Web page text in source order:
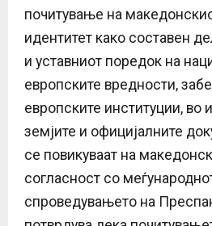
почитување на
идентитет како составен
и уставниот поредок на
европските вредности,
европските институции, во
земјите и официјалните
се повикуваат на
согласност со
спроведувањето на